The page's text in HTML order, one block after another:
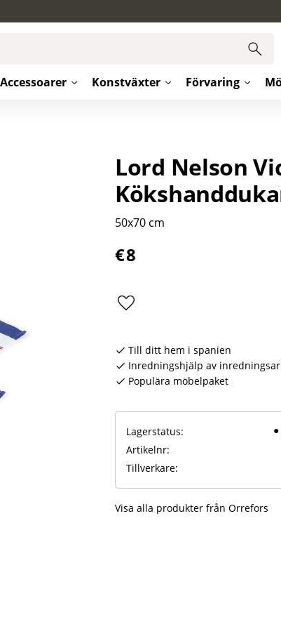
Accessoarer Konstväxter Förvaring
Lord Nelson
50x70 cm
€8
Lägg till i favoriter
Till ditt hem i spanien
Inredningshjälp av
Populära möbelpaket
Lagerstatus
Artikelnr
Tillverkare
Visa alla produkter från Orrefors